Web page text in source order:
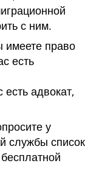
с ним.
имеете право
есть
адвокат,
у
службы список